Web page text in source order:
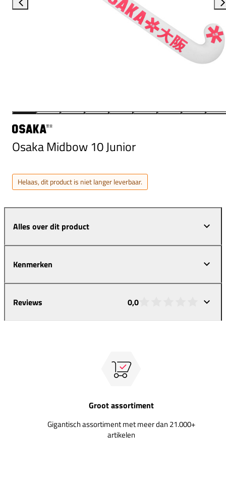
Osaka Midbow 10 Junior
Helaas, dit product is niet langer leverbaar.
Alles over dit product
Kenmerken
Reviews 0,0
Groot assortiment
Gigantisch assortiment met meer dan 21.000+
artikelen